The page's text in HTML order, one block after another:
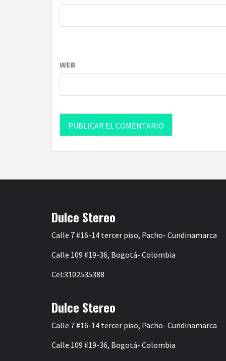
WEB
Dulce Stereo
Calle 7 #16-14 tercer piso, Pacho- Cundinamarca
Calle 109 #19-36, Bogotá- Colombia
Cel:3102535388
Dulce Stereo
Calle 7 #16-14 tercer piso, Pacho- Cundinamarca
Calle 109 #19-36, Bogotá- Colombia